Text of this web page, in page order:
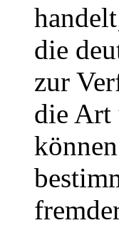
die
zur
die Art